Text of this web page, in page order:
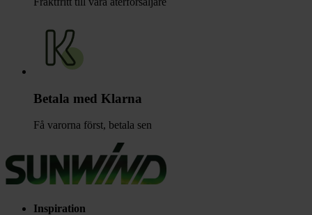
Betala med Klarna
Få varorna först, betala sen
Inspiration